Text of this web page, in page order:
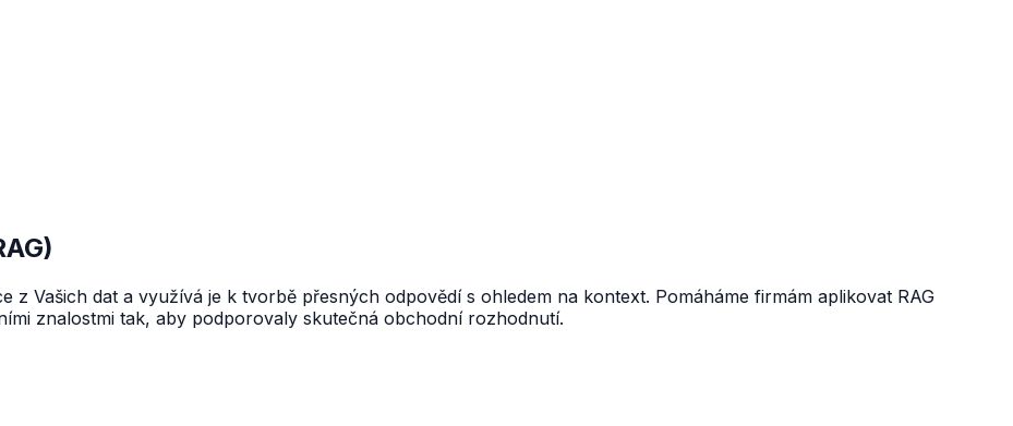
z Vašich dat a využívá je k tvorbě přesných odpovědí s ohledem na kontext. Pomáháme firmám aplikovat RAG
znalostmi tak, aby podporovaly skutečná obchodní rozhodnutí.